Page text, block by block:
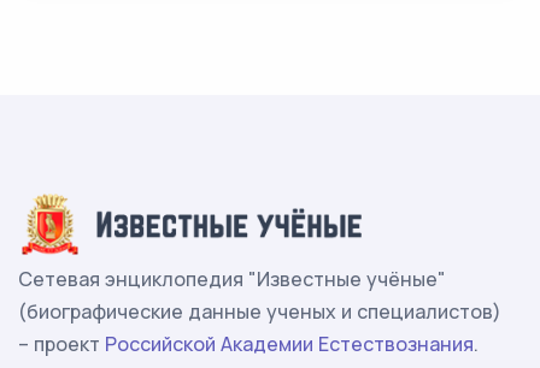
Сетевая энциклопедия "Известные учёные"
(биографические данные ученых и специалистов)
– проект Российской Академии Естествознания.